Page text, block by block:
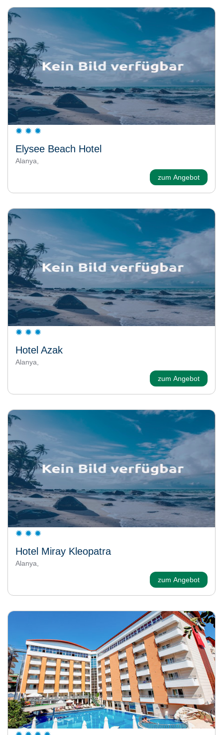
Elysee Beach Hotel
Alanya,
zum Angebot
Hotel Azak
Alanya,
zum Angebot
Hotel Miray Kleopatra
Alanya,
zum Angebot